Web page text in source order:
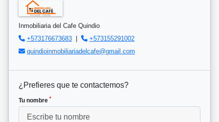
Inmobiliaria del Cafe Quindio
+573176673683 |
+573155291002
quindioinmobiliariadelcafe@gmail.com
¿Prefieres que te contactemos?
Tu nombre *